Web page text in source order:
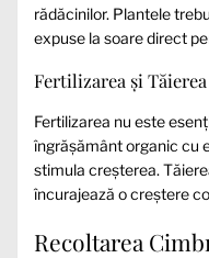
rădăcinilor. Plantele
expuse la soare direct
Fertilizarea și Tăierea
Fertilizarea nu este
îngrășământ organic cu
stimula creșterea.
încurajează o creștere
Recoltarea